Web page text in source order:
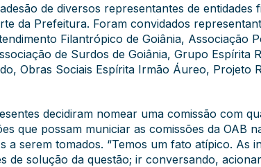
de diversos representantes de
da Prefeitura. Foram convidados
Filantrópico de Goiânia, Associação
de Surdos de Goiânia, Grupo Espírita
Obras Sociais Espírita Irmão Áureo, Projeto
decidiram nomear uma comissão com
que possam municiar as comissões da OAB
a serem tomados. “Temos um fato atípico.
de solução da questão; ir conversando,